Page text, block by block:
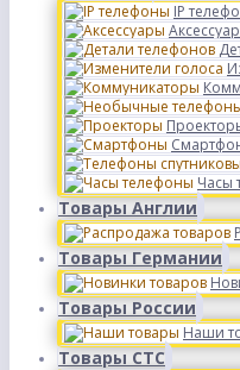
IP
Часы
Товары Англии
Товары Германии
Товары России
Наши
Товары СТС